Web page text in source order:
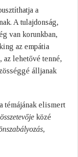
a
A tulajdonság,
van korunkban,
az empátia
az lehetővé tenné,
álljanak
témájának elismert
közé